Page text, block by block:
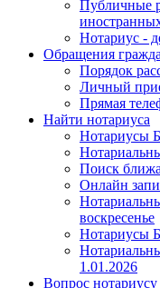
Публичные
Нотариус -
Обращения
Порядок
Личный
Прямая
Найти нотариуса
Нотариусы
Поиск
Онлайн
воскресенье
Нотариусы
1.01.2026
Вопрос нотариусу